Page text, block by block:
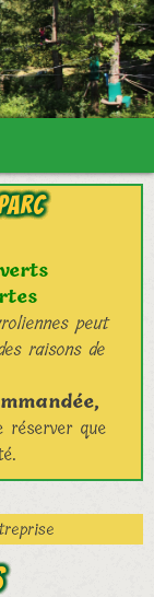
peut
raisons de
que